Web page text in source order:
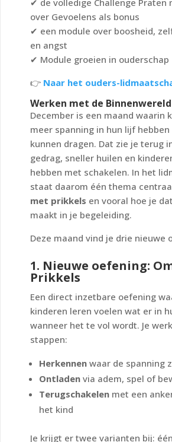
over Gevoelens als bonus
✔ een module over boosheid,
en angst
✔ Module groeien in ouderschap
👉 Naar het ouders-
Werken met de
December is een maand waarin
meer spanning in hun lijf
kunnen dragen. Dat zie je terug
gedrag, sneller huilen en
hebben met schakelen. In het
staat daarom één thema
met prikkels en vooral hoe je
maakt in je begeleiding.
Deze maand vind je drie nieuwe
1. Nieuwe oefening:
Prikkels
Een direct inzetbare oefening
kinderen leren voelen wat er in
wanneer het te vol wordt. Je
stappen:
Herkennen waar de spanning
Ontladen via adem, spel of
Terugschakelen met een
het kind
Je krijgt er twee varianten bij: één